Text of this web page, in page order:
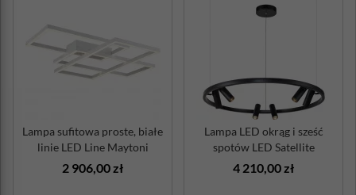
Lampa sufitowa proste, białe
linie LED Line Maytoni
2 906,00 zł
Lampa LED okrąg i sześć
spotów LED Satellite
Maytoni
4 210,00 zł